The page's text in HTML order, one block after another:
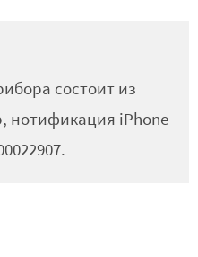
состоит из
нотификация iPhone